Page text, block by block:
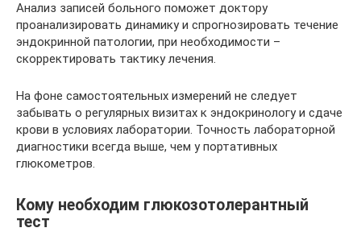
Анализ записей больного поможет доктору
проанализировать динамику и спрогнозировать течение
эндокринной патологии, при необходимости –
скорректировать тактику лечения.
На фоне самостоятельных измерений не следует
забывать о регулярных визитах к эндокринологу и сдаче
крови в условиях лаборатории. Точность лабораторной
диагностики всегда выше, чем у портативных
глюкометров.
Кому необходим глюкозотолерантный
тест